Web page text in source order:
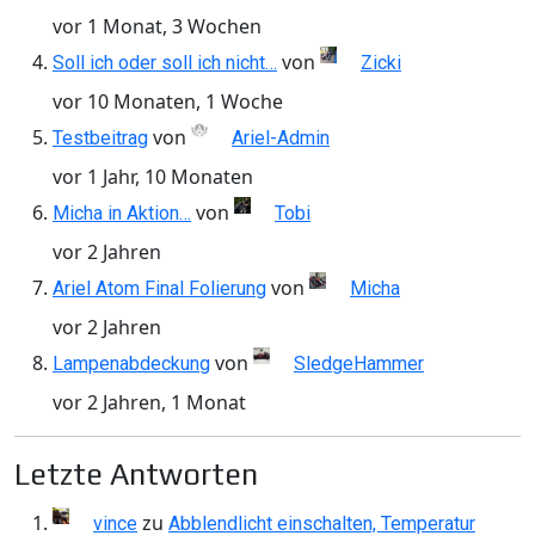
vor 1 Monat, 3 Wochen
Soll ich oder soll ich nicht… von Zicki
vor 10 Monaten, 1 Woche
Testbeitrag von Ariel-Admin
vor 1 Jahr, 10 Monaten
Micha in Aktion… von Tobi
vor 2 Jahren
Ariel Atom Final Folierung von Micha
vor 2 Jahren
Lampenabdeckung von SledgeHammer
vor 2 Jahren, 1 Monat
Letzte Antworten
vince zu Abblendlicht einschalten, Temperatur